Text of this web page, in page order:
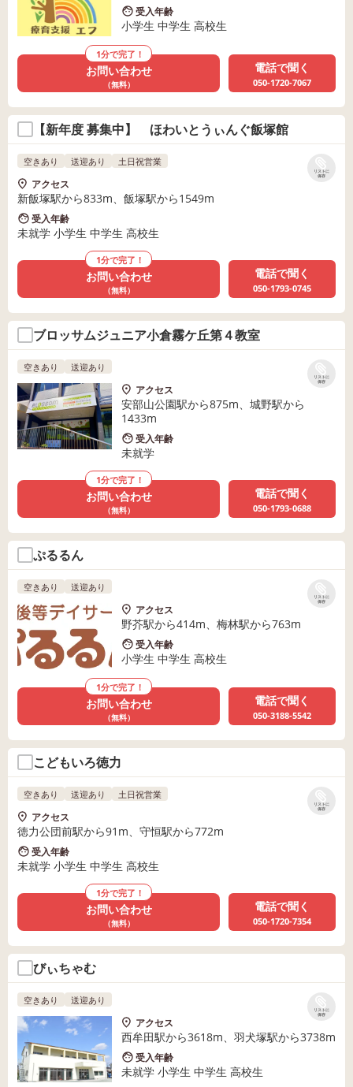
受入年齢
小学生 中学生 高校生
1分で完了！
お問い合わせ
（無料）
電話で聞く
050-1720-7067
【新年度 募集中】 ほわいとうぃんぐ飯塚館
リストに
保存
空きあり 送迎あり 土日祝営業
アクセス
新飯塚駅から833m、飯塚駅から1549m
受入年齢
未就学 小学生 中学生 高校生
1分で完了！
お問い合わせ
（無料）
電話で聞く
050-1793-0745
ブロッサムジュニア小倉霧ケ丘第４教室
リストに
保存
空きあり 送迎あり
アクセス
安部山公園駅から875m、城野駅から
1433m
受入年齢
未就学
1分で完了！
お問い合わせ
（無料）
電話で聞く
050-1793-0688
ぷるるん
リストに
保存
空きあり 送迎あり
アクセス
野芥駅から414m、梅林駅から763m
受入年齢
小学生 中学生 高校生
1分で完了！
お問い合わせ
（無料）
電話で聞く
050-3188-5542
こどもいろ徳力
リストに
保存
空きあり 送迎あり 土日祝営業
アクセス
徳力公団前駅から91m、守恒駅から772m
受入年齢
未就学 小学生 中学生 高校生
1分で完了！
お問い合わせ
（無料）
電話で聞く
050-1720-7354
びぃちゃむ
リストに
保存
空きあり 送迎あり
アクセス
西牟田駅から3618m、羽犬塚駅から3738m
受入年齢
未就学 小学生 中学生 高校生